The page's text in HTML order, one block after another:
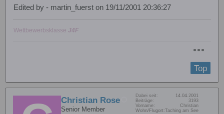
Edited by - martin_fuerst on 19/11/2001 20:36:27
Wettbewerbsklasse J4F
Top
Christian Rose
Senior Member
Dabei seit:
14.04.2001
Beiträge:
3193
Vorname:
Christian
Wohn/Flugort:Taching am See